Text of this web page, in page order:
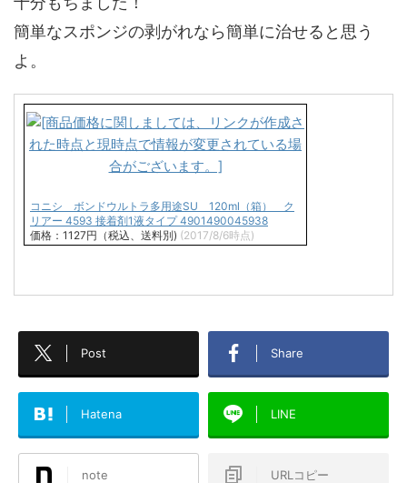
簡単なスポンジの剥がれなら簡単に治せると思う
よ。
コニシ ボンドウルトラ多用途SU 120ml（箱） ク
リアー 4593 接着剤1液タイプ 4901490045938
価格：1127円（税込、送料別) (2017/8/6時点)
Post Share
Hatena LINE
note URLコピー